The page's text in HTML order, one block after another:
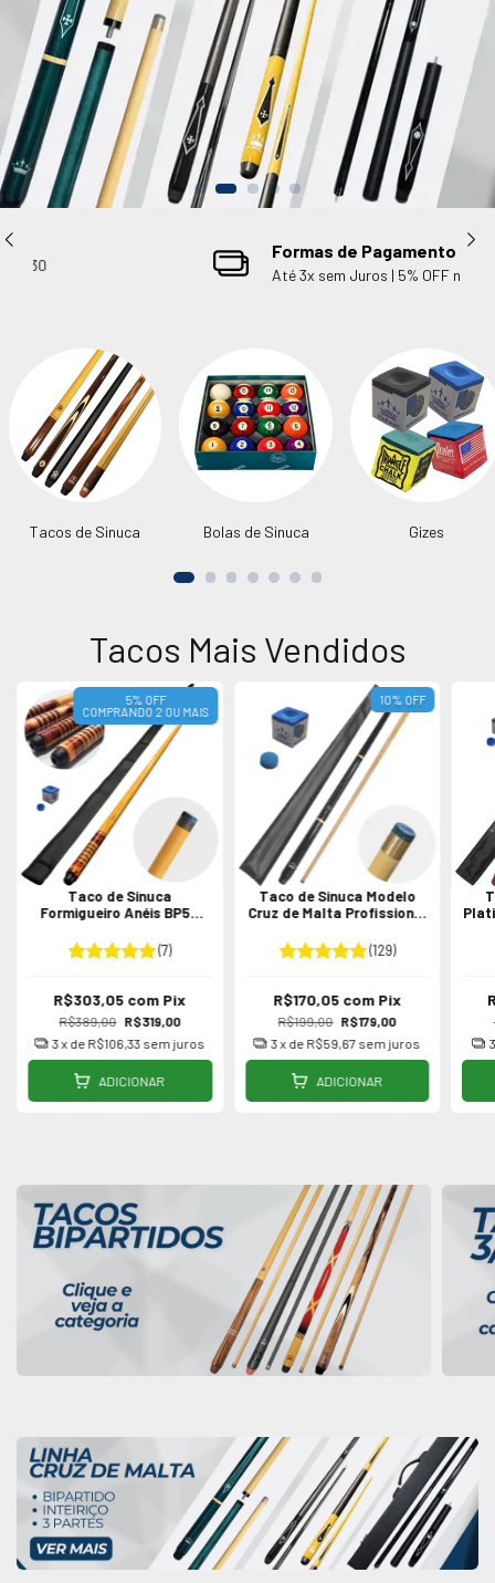
Formas de Pagamento
Até 3x sem Juros | 5% OFF no pix
Tacos de Sinuca Bolas de Sinuca Gizes
Tacos Mais Vendidos
5% OFF
COMPRANDO 2 OU MAIS
Taco de Sinuca
Formigueiro Anéis BP55
(7)
R$389,00 R$319,00
R$303,05 com Pix
3x de R$106,33 sem juros
ADICIONAR
10% OFF
Taco de Sinuca Modelo
Cruz de Malta Profissional
(129)
R$199,00 R$179,00
R$170,05 com Pix
3x de R$59,67 sem juros
ADICIONAR